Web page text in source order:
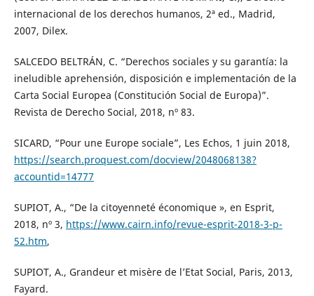
internacional de los derechos humanos, 2ª ed., Madrid,
2007, Dilex.
SALCEDO BELTRÁN, C. “Derechos sociales y su garantía: la
ineludible aprehensión, disposición e implementación de la
Carta Social Europea (Constitución Social de Europa)”.
Revista de Derecho Social, 2018, nº 83.
SICARD, “Pour une Europe sociale”, Les Echos, 1 juin 2018,
https://search.proquest.com/docview/2048068138?
accountid=14777
SUPIOT, A., “De la citoyenneté économique », en Esprit,
2018, nº 3, https://www.cairn.info/revue-esprit-2018-3-p-
52.htm,
SUPIOT, A., Grandeur et misère de l’Etat Social, Paris, 2013,
Fayard.